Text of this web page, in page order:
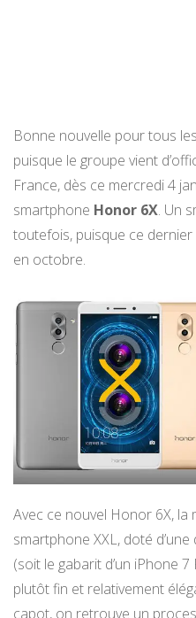
Bonne nouvelle pour tous
puisque le groupe vient
France, dès ce mercredi 4
smartphone Honor 6X. Un
toutefois, puisque ce
en octobre.
Avec ce nouvel Honor 6X,
smartphone XXL, doté
(soit le gabarit d’un iPhone
plutôt fin et relativement
capot, on retrouve un